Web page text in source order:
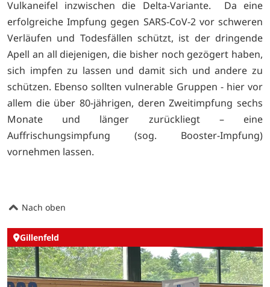
Vulkaneifel inzwischen die Delta-Variante. Da eine
erfolgreiche Impfung gegen SARS-CoV-2 vor schweren
Verläufen und Todesfällen schützt, ist der dringende
Apell an all diejenigen, die bisher noch gezögert haben,
sich impfen zu lassen und damit sich und andere zu
schützen. Ebenso sollten vulnerable Gruppen - hier vor
allem die über 80-jährigen, deren Zweitimpfung sechs
Monate und länger zurückliegt – eine
Auffrischungsimpfung (sog. Booster-Impfung)
vornehmen lassen.
Nach oben
Gillenfeld